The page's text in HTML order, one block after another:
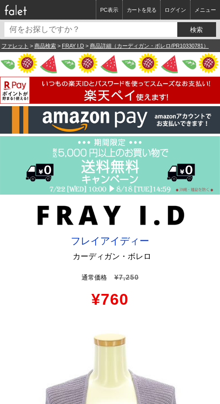
ログイン メニュー
カートを見る
PC表示
ファレット > 商品検索 > FRAY I.D > 商品詳細（カーディガン・ボレロ/PR10330781）
フレイアイディー
カーディガン・ボレロ
通常価格 ¥7,250
¥760